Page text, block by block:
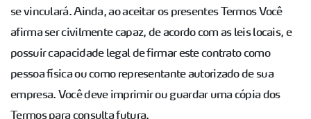
se vinculará. Ainda, ao aceitar os presentes Termos Você
afirma ser civilmente capaz, de acordo com as leis locais, e
possuir capacidade legal de firmar este contrato como
pessoa física ou como representante autorizado de sua
empresa. Você deve imprimir ou guardar uma cópia dos
Termos para consulta futura.